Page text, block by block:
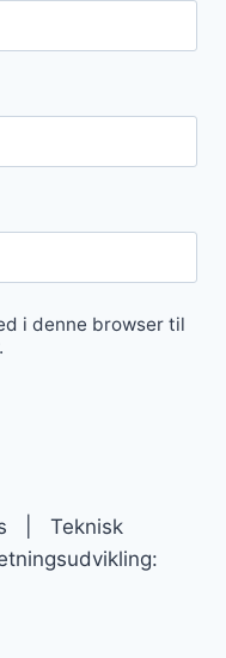
i denne browser til
| Teknisk